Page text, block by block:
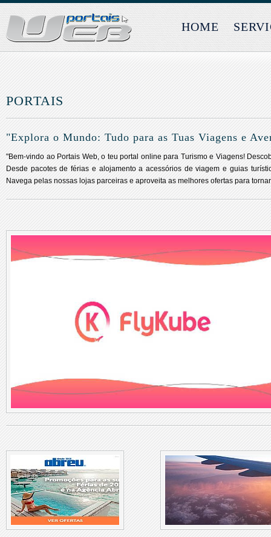
HOME
PORTAIS
"Explora o Mundo: Tudo para as Tuas Viagens e
"Bem-vindo ao Portais Web, o teu portal online para Turismo e Viagens!
Desde pacotes de férias e alojamento a acessórios de viagem e guias
Navega pelas nossas lojas parceiras e aproveita as melhores ofertas para